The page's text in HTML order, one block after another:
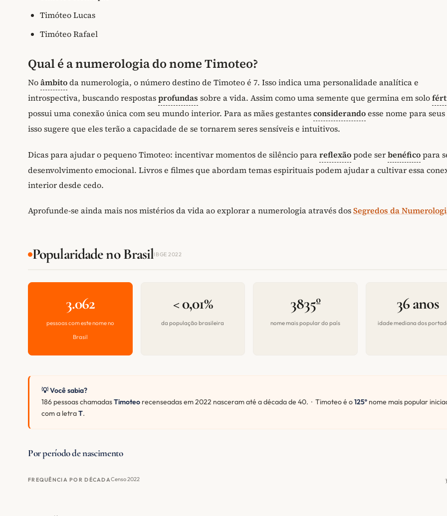
Timóteo Lucas
Timóteo Rafael
Qual é a numerologia do nome Timoteo?
Noâmbitoda numerologia, o número destino de Timoteo é 7. Isso indica uma personalidade analítica e
introspectiva, buscando respostasprofundas sobre a vida. Assim como uma semente que germina em solo
possui uma conexão única com seu mundo interior. Para as mães gestantesconsiderandoesse nome para
isso sugere que eles terão a capacidade de se tornarem seres sensíveis e intuitivos.
Dicas para ajudar o pequeno Timoteo: incentivar momentos de silêncio parareflexãopode serbenéficopara
desenvolvimento emocional. Livros e filmes que abordam temas espirituais podem ajudar a cultivar essa
interior desde cedo.
Aprofunde-se ainda mais nos mistérios da vida ao explorar a numerologia através dosSegredos da
Popularidade no BrasilIBGE 2022
3.062
pessoas com este nome no
Brasil
< 0,01%
da população brasileira
3835º
nome mais popular do país
36 anos
idade mediana dos
💡 Você sabia?
186 pessoas chamadasTimoteo recenseadas em 2022 nasceram até a década de 40. · Timoteo é o125º nome mais popular
com a letraT.
Por período de nascimento
FREQUÊNCIA POR DÉCADACenso 2022